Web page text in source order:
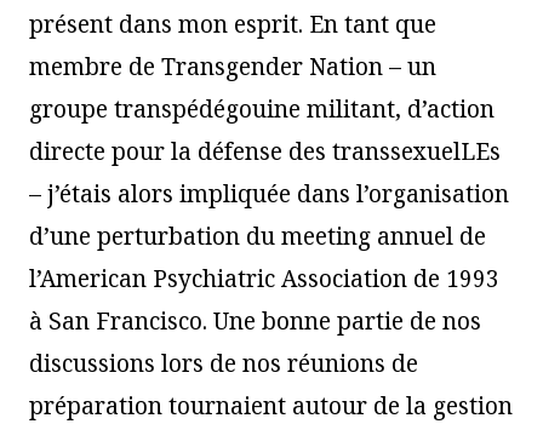
présent dans mon esprit. En tant que
membre de Transgender Nation – un
groupe transpédégouine militant, d’action
directe pour la défense des transsexuelLEs
– j’étais alors impliquée dans l’organisation
d’une perturbation du meeting annuel de
l’American Psychiatric Association de 1993
à San Francisco. Une bonne partie de nos
discussions lors de nos réunions de
préparation tournaient autour de la gestion